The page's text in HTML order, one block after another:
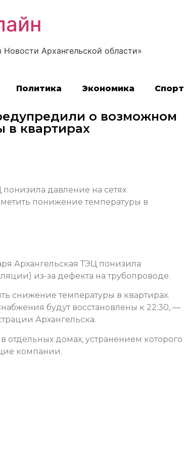
Архангельской области»
Политика Экономика Спорт
о возможном
в квартирах
давление на сетях
понижение температуры в
Архангельская ТЭЦ понизила
из-за дефекта на трубопроводе.
снижение температуры в квартирах.
будут восстановлены к 22:30, —
Архангельска.
домах, устранением которого
компании.